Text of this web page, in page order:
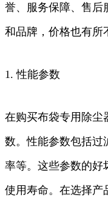
誉、服务保障、售后
和品牌，价格也有所
1. 性能参数
在购买布袋专用除尘
数。性能参数包括过
率等。这些参数的好
使用寿命。在选择产